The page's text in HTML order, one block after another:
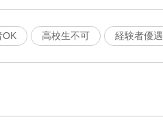
OK 高校生不可 経験者優遇